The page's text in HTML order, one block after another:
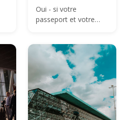
Oui - si votre
passeport et votre
transit Schengen,
temps réellement
nécessaire et que voir
à Budapest entre deux
vols.